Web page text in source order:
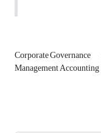
Corporate Governance
Management Accounting